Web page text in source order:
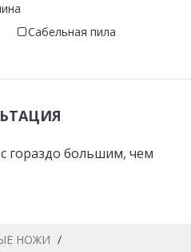
Сабельная пила
гораздо большим, чем
НОЖИ /